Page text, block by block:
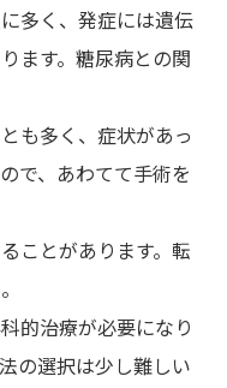
多く、発症には遺伝
ます。糖尿病との関
も多く、症状があっ
で、あわてて手術を
ことがあります。転
的治療が必要になり
の選択は少し難しい